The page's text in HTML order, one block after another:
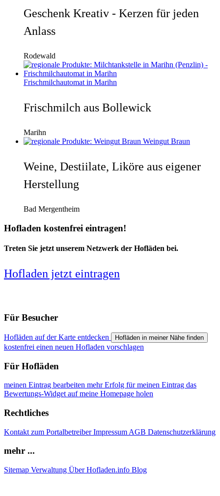
Geschenk Kreativ - Kerzen für jeden
Anlass
Rodewald
Frischmilchautomat in Marihn
Frischmilch aus Bollewick
Marihn
Weingut Braun
Weine, Destiilate, Liköre aus eigener
Herstellung
Bad Mergentheim
Hofladen kostenfrei eintragen!
Treten Sie jetzt unserem Netzwerk der Hofläden bei.
Hofladen jetzt eintragen
Für Besucher
Hofläden auf der Karte entdecken Hofläden in meiner Nähe finden
kostenfrei einen neuen Hofladen vorschlagen
Für Hofläden
meinen Eintrag bearbeiten mehr Erfolg für meinen Eintrag das
Bewertungs-Widget auf meine Homepage holen
Rechtliches
Kontakt zum PortalbetreiberImpressum AGB Datenschutzerklärung
mehr ...
Sitemap Verwaltung Über Hofladen.info Blog